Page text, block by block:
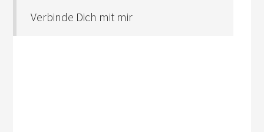
Verbinde Dich mit mir